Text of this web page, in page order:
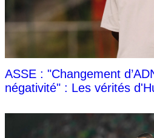
ASSE : "Changement
négativité" : Les vérités